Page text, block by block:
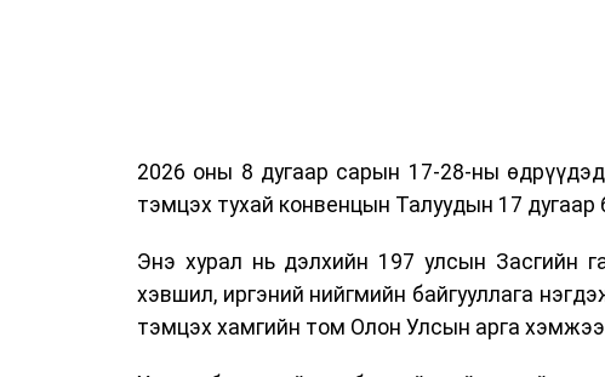
2026 оны 8 дугаар сарын 17-28-ны
тэмцэх тухай конвенцын Талуудын 17 дугаар
Энэ хурал нь дэлхийн 197 улсын Засгийн
хэвшил, иргэний нийгмийн байгууллага
тэмцэх хамгийн том Олон Улсын арга